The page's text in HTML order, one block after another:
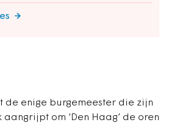
de enige burgemeester die zijn
om ‘Den Haag’ de oren